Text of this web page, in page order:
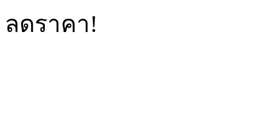
ลดราคา!